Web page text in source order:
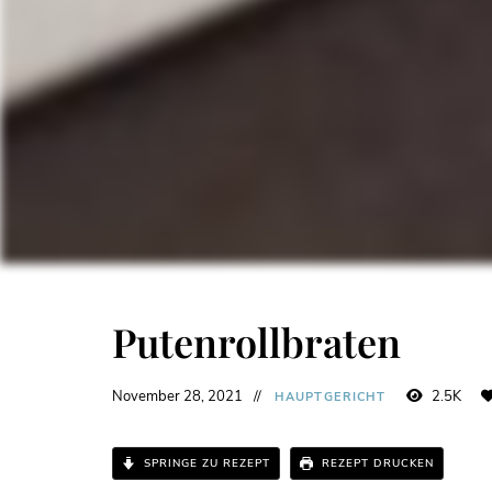
Putenrollbraten
November 28, 2021 HAUPTGERICHT 2.5K
SPRINGE ZU REZEPT REZEPT DRUCKEN